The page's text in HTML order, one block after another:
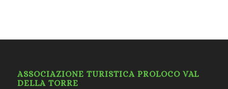
ASSOCIAZIONE TURISTICA PROLOCO VAL
DELLA TORRE